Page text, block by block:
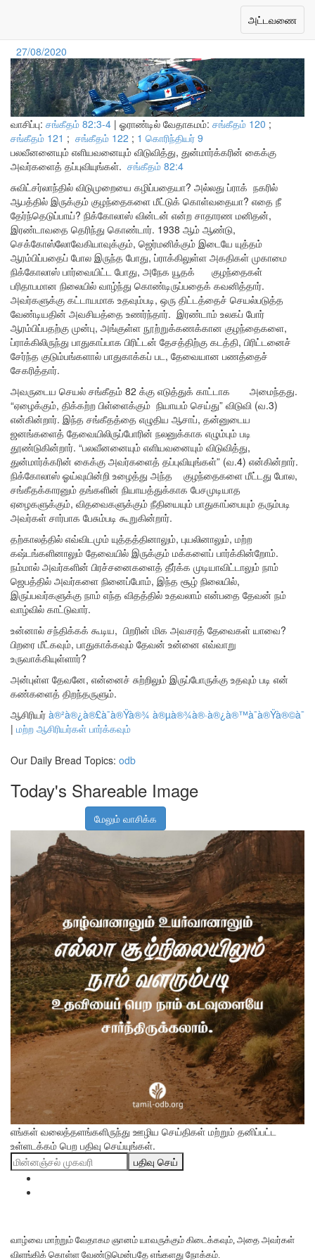
Toggle
navigation
அட்டவணை
27/08/2020
வாசிப்பு: சங்கீதம் 82:3-4 | ஓராண்டில் வேதாகமம்: சங்கீதம் 120 ;
சங்கீதம் 121 ; சங்கீதம் 122 ; 1 கொரிந்தியர் 9
பலவீனனையும் எளியவனையும் விடுவித்து, துன்மார்க்கரின் கைக்கு
அவர்களைத் தப்புவியுங்கள். சங்கீதம் 82:4
சுவிட்சர்லாந்தில் விடுமுறையை கழிப்பதையா? அல்லது ப்ராக் நகரில்
ஆபத்தில் இருக்கும் குழந்தைகளை மீட்டுக் கொள்வதையா? எதை நீ
தேர்ந்தெடுப்பாய்? நிக்கோலாஸ் வின்டன் என்ற சாதாரண மனிதன்,
இரண்டாவதை தெரிந்து கொண்டார். 1938 ஆம் ஆண்டு,
செக்கோஸ்லோவேகியாவுக்கும், ஜெர்மனிக்கும் இடையே யுத்தம்
ஆரம்பிப்பதைப் போல இருந்த போது, ப்ராக்கிலுள்ள அகதிகள் முகாமை
நிக்கோலாஸ் பார்வையிட்ட போது, அநேக யூதக் குழந்தைகள்
பரிதாபமான நிலையில் வாழ்ந்து கொண்டிருப்பதைக் கவனித்தார்.
அவர்களுக்கு கட்டாயமாக உதவும்படி, ஒரு திட்டத்தைச் செயல்படுத்த
வேண்டியதின் அவசியத்தை உணர்ந்தார். இரண்டாம் உலகப் போர்
ஆரம்பிப்பதற்கு முன்பு, அங்குள்ள நூற்றுக்கணக்கான குழந்தைகளை,
ப்ராக்கிலிருந்து பாதுகாப்பாக பிரிட்டன் தேசத்திற்கு கடத்தி, பிரிட்டனைச்
சேர்ந்த குடும்பங்களால் பாதுகாக்கப் பட, தேவையான பணத்தைச்
சேகரித்தார்.
அவருடைய செயல் சங்கீதம் 82 க்கு எடுத்துக் காட்டாக அமைந்தது.
“ஏழைக்கும், திக்கற்ற பிள்ளைக்கும் நியாயம் செய்து” விடுவி (வ.3)
என்கின்றார். இந்த சங்கீதத்தை எழுதிய ஆசாப், தன்னுடைய
ஜனங்களைத் தேவையிலிருப்போரின் நலனுக்காக எழும்பும் படி
தூண்டுகின்றார். “பலவீனனையும் எளியவனையும் விடுவித்து,
துன்மார்க்கரின் கைக்கு அவர்களைத் தப்புவியுங்கள்” (வ.4) என்கின்றார்.
நிக்கோலாஸ் ஓய்வுயின்றி உழைத்து அந்த குழந்தைகளை மீட்டது போல,
சங்கீதக்காரனும் தங்களின் நியாயத்துக்காக பேசமுடியாத
ஏழைகளுக்கும், விதவைகளுக்கும் நீதியையும் பாதுகாப்பையும் தரும்படி
அவர்கள் சார்பாக பேசும்படி கூறுகின்றார்.
தற்காலத்தில் எவ்விடமும் யுத்தத்தினாலும், புயலினாலும், மற்ற
கஷ்டங்களினாலும் தேவையில் இருக்கும் மக்களைப் பார்க்கின்றோம்.
நம்மால் அவர்களின் பிரச்சனைகளைத் தீர்க்க முடியாவிட்டாலும் நாம்
ஜெபத்தில் அவர்களை நினைப்போம், இந்த சூழ் நிலையில்,
இருப்பவர்களுக்கு நாம் எந்த விதத்தில் உதவலாம் என்பதை தேவன் நம்
வாழ்வில் காட்டுவார்.
உன்னால் சந்திக்கக் கூடிய, பிறரின் மிக அவசரத் தேவைகள் யாவை?
பிறரை மீட்கவும், பாதுகாக்கவும் தேவன் உன்னை எவ்வாறு
உருவாக்கியுள்ளார்?
அன்புள்ள தேவனே, என்னைச் சுற்றிலும் இருப்போருக்கு உதவும் படி என்
கண்களைத் திறந்தருளும்.
ஆசிரியர் à®²à®¿à®£à¯à®Ÿà®¾ à®µà®¾à®·à®¿à®™à¯à®Ÿà®©à¯
| மற்ற ஆசிரியர்கள் பார்க்கவும்
Our Daily Bread Topics: odb
Today's Shareable Image
மேலும் வாசிக்க
எங்கள் வலைத்தளங்களிருந்து ஊழிய செய்திகள் மற்றும் தனிப்பட்ட
உள்ளடக்கம் பெற பதிவு செய்யுங்கள்.
பதிவு செய்
வாழ்வை மாற்றும் வேதாகம ஞானம் யாவருக்கும் கிடைக்கவும், அதை அவர்கள்
விளங்கிக் கொள்ள வேண்டுமென்பதே எங்களது நோக்கம்.